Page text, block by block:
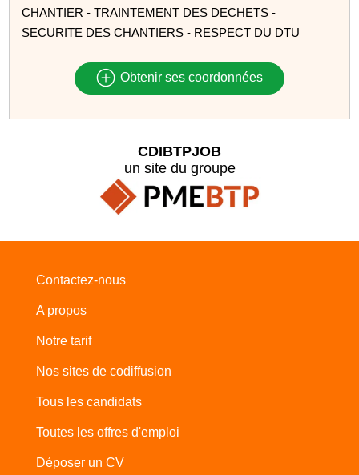
CHANTIER - TRAINTEMENT DES DECHETS -
SECURITE DES CHANTIERS - RESPECT DU DTU
Obtenir ses coordonnées
CDIBTPJOB
un site du groupe
Contactez-nous
A propos
Notre tarif
Nos sites de codiffusion
Tous les candidats
Toutes les offres d'emploi
Déposer un CV